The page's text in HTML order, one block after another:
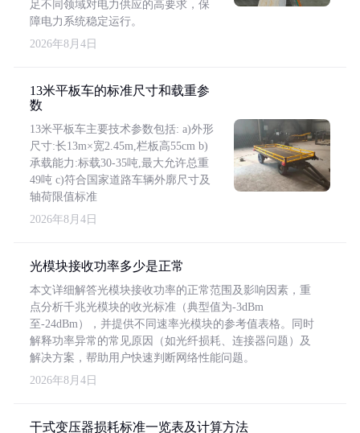
足不同领域对电力供应的高要求，保
障电力系统稳定运行。
2026年8月4日
13米平板车的标准尺寸和载重参
数
13米平板车主要技术参数包括: a)外形
尺寸:长13m×宽2.45m,栏板高55cm b)
承载能力:标载30-35吨,最大允许总重
49吨 c)符合国家道路车辆外廓尺寸及
轴荷限值标准
2026年8月4日
光模块接收功率多少是正常
本文详细解答光模块接收功率的正常范围及影响因素，重
点分析千兆光模块的收光标准（典型值为-3dBm
至-24dBm），并提供不同速率光模块的参考值表格。同时
解释功率异常的常见原因（如光纤损耗、连接器问题）及
解决方案，帮助用户快速判断网络性能问题。
2026年8月4日
干式变压器损耗标准一览表及计算方法